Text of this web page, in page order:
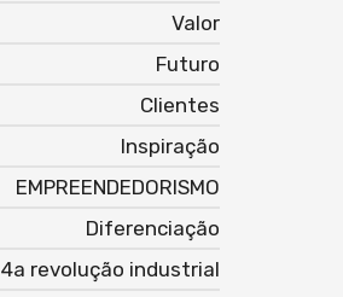
Valor
Futuro
Clientes
Inspiração
EMPREENDEDORISMO
Diferenciação
4a revolução industrial